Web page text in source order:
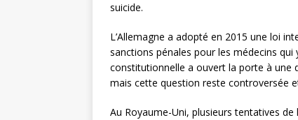
suicide.
L’Allemagne a adopté en 2015 une loi
sanctions pénales pour les médecins
constitutionnelle a ouvert la porte à une
mais cette question reste controversée
Au Royaume-Uni, plusieurs tentatives